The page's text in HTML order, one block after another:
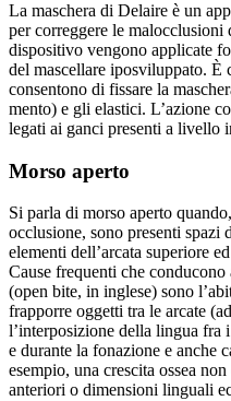
La maschera di Delaire è un
per correggere le malocclusioni
dispositivo vengono applicate
del mascellare iposviluppato. È
consentono di fissare la
mento) e gli elastici. L’azione
legati ai ganci presenti a livello
Morso aperto
Si parla di morso aperto
occlusione, sono presenti spazi
elementi dell’arcata superiore
Cause frequenti che
(open bite, in inglese) sono
frapporre oggetti tra le arcate
l’interposizione della lingua fra
e durante la fonazione e anche
esempio, una crescita ossea
anteriori o dimensioni linguali